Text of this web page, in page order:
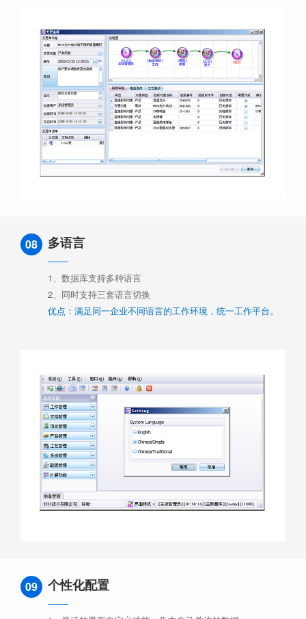
08 多语言
1、数据库支持多种语言
2、同时支持三套语言切换
优点：满足同一企业不同语言的工作环境，统一工作平台。
09 个性化配置